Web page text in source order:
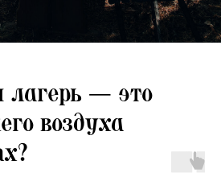
лагерь — это
воздуха